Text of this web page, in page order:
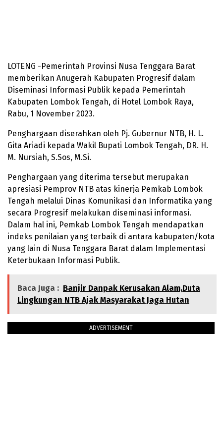
LOTENG -Pemerintah Provinsi Nusa Tenggara Barat
memberikan Anugerah Kabupaten Progresif dalam
Diseminasi Informasi Publik kepada Pemerintah
Kabupaten Lombok Tengah, di Hotel Lombok Raya,
Rabu, 1 November 2023.
Penghargaan diserahkan oleh Pj. Gubernur NTB, H. L.
Gita Ariadi kepada Wakil Bupati Lombok Tengah, DR. H.
M. Nursiah, S.Sos, M.Si.
Penghargaan yang diterima tersebut merupakan
apresiasi Pemprov NTB atas kinerja Pemkab Lombok
Tengah melalui Dinas Komunikasi dan Informatika yang
secara Progresif melakukan diseminasi informasi.
Dalam hal ini, Pemkab Lombok Tengah mendapatkan
indeks penilaian yang terbaik di antara kabupaten/kota
yang lain di Nusa Tenggara Barat dalam Implementasi
Keterbukaan Informasi Publik.
Baca Juga : Banjir Danpak Kerusakan Alam,Duta
Lingkungan NTB Ajak Masyarakat Jaga Hutan
ADVERTISEMENT